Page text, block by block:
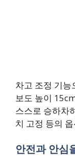
차고 조정 기능
보도 높이
스스로 승하차
치 고정 등의
안전과 안심